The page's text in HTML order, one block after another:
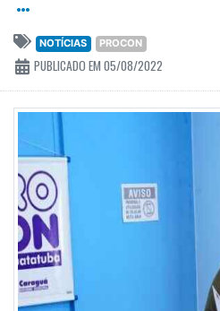
NOTÍCIAS PROCON
PUBLICADO EM 05/08/2022